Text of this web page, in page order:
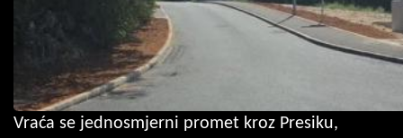
Vraća se jednosmjerni promet kroz Presiku,